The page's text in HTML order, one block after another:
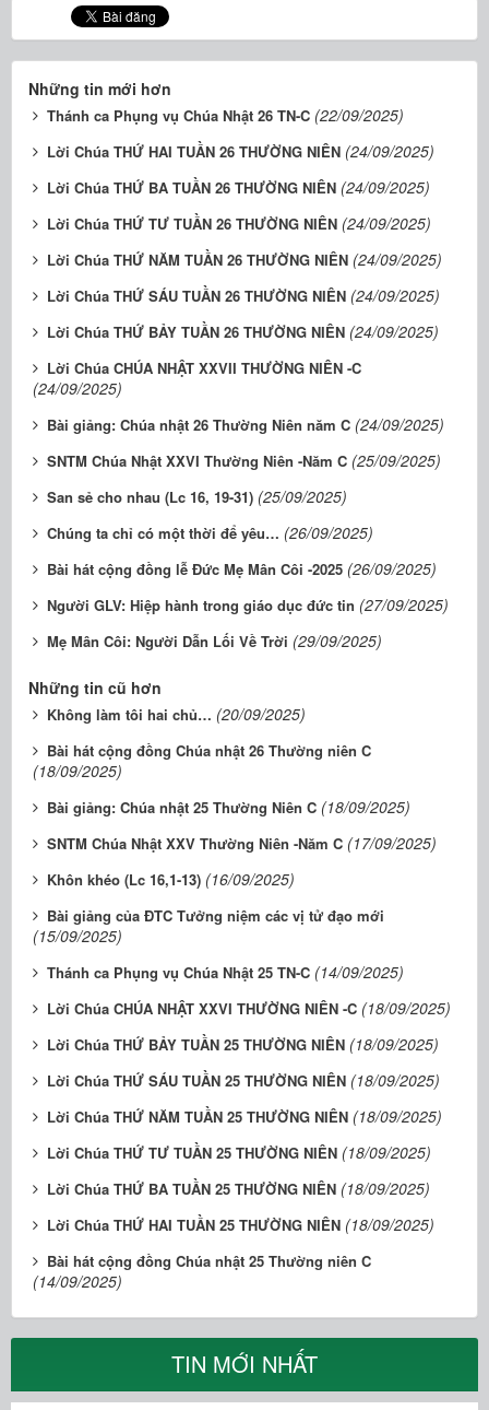
Những tin mới hơn
Thánh ca Phụng vụ Chúa Nhật 26 TN-C (22/09/2025)
Lời Chúa THỨ HAI TUẦN 26 THƯỜNG NIÊN (24/09/2025)
Lời Chúa THỨ BA TUẦN 26 THƯỜNG NIÊN (24/09/2025)
Lời Chúa THỨ TƯ TUẦN 26 THƯỜNG NIÊN (24/09/2025)
Lời Chúa THỨ NĂM TUẦN 26 THƯỜNG NIÊN (24/09/2025)
Lời Chúa THỨ SÁU TUẦN 26 THƯỜNG NIÊN (24/09/2025)
Lời Chúa THỨ BẢY TUẦN 26 THƯỜNG NIÊN (24/09/2025)
Lời Chúa CHÚA NHẬT XXVII THƯỜNG NIÊN -C
(24/09/2025)
Bài giảng: Chúa nhật 26 Thường Niên năm C (24/09/2025)
SNTM Chúa Nhật XXVI Thường Niên -Năm C (25/09/2025)
San sẻ cho nhau (Lc 16, 19-31) (25/09/2025)
Chúng ta chỉ có một thời để yêu… (26/09/2025)
Bài hát cộng đồng lễ Đức Mẹ Mân Côi -2025 (26/09/2025)
Người GLV: Hiệp hành trong giáo dục đức tin (27/09/2025)
Mẹ Mân Côi: Người Dẫn Lối Về Trời (29/09/2025)
Những tin cũ hơn
Không làm tôi hai chủ… (20/09/2025)
Bài hát cộng đồng Chúa nhật 26 Thường niên C
(18/09/2025)
Bài giảng: Chúa nhật 25 Thường Niên C (18/09/2025)
SNTM Chúa Nhật XXV Thường Niên -Năm C (17/09/2025)
Khôn khéo (Lc 16,1-13) (16/09/2025)
Bài giảng của ĐTC Tưởng niệm các vị tử đạo mới
(15/09/2025)
Thánh ca Phụng vụ Chúa Nhật 25 TN-C (14/09/2025)
Lời Chúa CHÚA NHẬT XXVI THƯỜNG NIÊN -C (18/09/2025)
Lời Chúa THỨ BẢY TUẦN 25 THƯỜNG NIÊN (18/09/2025)
Lời Chúa THỨ SÁU TUẦN 25 THƯỜNG NIÊN (18/09/2025)
Lời Chúa THỨ NĂM TUẦN 25 THƯỜNG NIÊN (18/09/2025)
Lời Chúa THỨ TƯ TUẦN 25 THƯỜNG NIÊN (18/09/2025)
Lời Chúa THỨ BA TUẦN 25 THƯỜNG NIÊN (18/09/2025)
Lời Chúa THỨ HAI TUẦN 25 THƯỜNG NIÊN (18/09/2025)
Bài hát cộng đồng Chúa nhật 25 Thường niên C
(14/09/2025)
TIN MỚI NHẤT